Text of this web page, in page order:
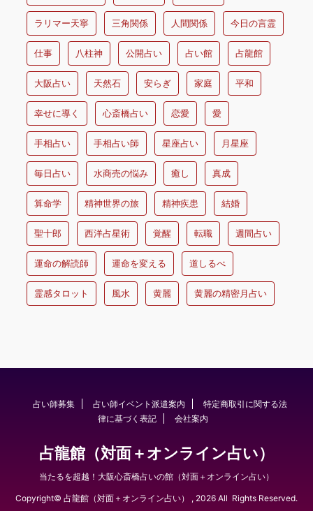
ラリマー天寧 三角関係 人間関係 今日の言霊
仕事 八柱神 公開占い 占い館 占龍館
大阪占い 天然石 安らぎ 家庭 平和
幸せに導く 心斎橋占い 恋愛 愛
手相占い 手相占い師 星座占い 月星座
毎日占い 水商売の悩み 癒し 真成
算命学 精神世界の旅 精神疾患 結婚
聖十郎 西洋占星術 覚醒 転職 週間占い
運命の解読師 運命を変える 道しるべ
霊感タロット 風水 黄麗 黄麗の精密月占い
占い師募集 占い師イベント派遣案内
特定商取引に関する法
律に基づく表記
会社案内
占龍館（対面＋オンライン占い）
当たるを超越！大阪心斎橋占いの館（対面＋オンライン占い）
Copyright© 占龍館（対面＋オンライン占い） , 2026 All Rights Reserved.